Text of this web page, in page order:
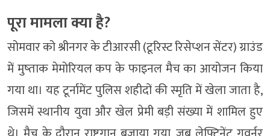
पूरा मामला क्या है?
सोमवार को श्रीनगर के टीआरसी (टूरिस्ट रिसेप्शन सेंटर) ग्राउंड
में मुष्ताक मेमोरियल कप के फाइनल मैच का आयोजन किया
गया था। यह टूर्नामेंट पुलिस शहीदों की स्मृति में खेला जाता है,
जिसमें स्थानीय युवा और खेल प्रेमी बड़ी संख्या में शामिल हुए